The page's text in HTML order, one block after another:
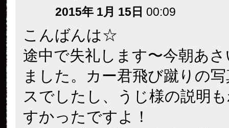
2015年 1月 15日 00:09
こんばんは☆
途中で失礼します〜今朝あ
ました。カー君飛び蹴りの
スでしたし、うじ様の説明
すかったですよ！